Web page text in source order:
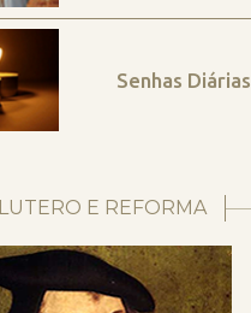
Senhas Diárias
LUTERO E REFORMA